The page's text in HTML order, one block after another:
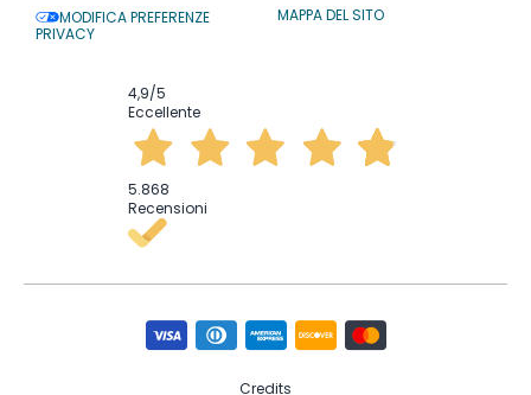
MODIFICA PREFERENZE
PRIVACY
MAPPA DEL SITO
4,9/5
Eccellente
5.868
Recensioni
Credits